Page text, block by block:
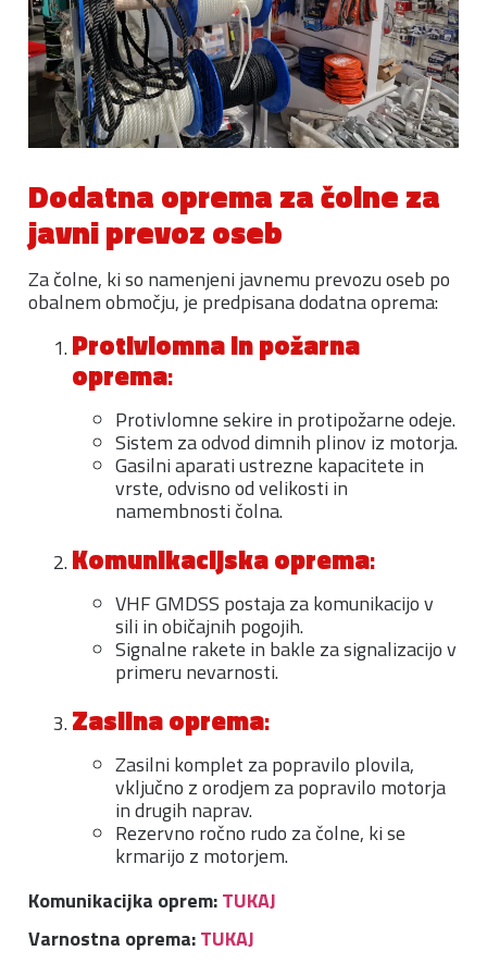
Dodatna oprema za čolne za
javni prevoz oseb
Za čolne, ki so namenjeni javnemu prevozu oseb po
obalnem območju, je predpisana dodatna oprema:
Protivlomna in požarna
oprema:
Protivlomne sekire in protipožarne odeje.
Sistem za odvod dimnih plinov iz motorja.
Gasilni aparati ustrezne kapacitete in
vrste, odvisno od velikosti in
namembnosti čolna.
Komunikacijska oprema:
VHF GMDSS postaja za komunikacijo v
sili in običajnih pogojih.
Signalne rakete in bakle za signalizacijo v
primeru nevarnosti.
Zasilna oprema:
Zasilni komplet za popravilo plovila,
vključno z orodjem za popravilo motorja
in drugih naprav.
Rezervno ročno rudo za čolne, ki se
krmarijo z motorjem.
Komunikacijka oprem:TUKAJ
Varnostna oprema:TUKAJ